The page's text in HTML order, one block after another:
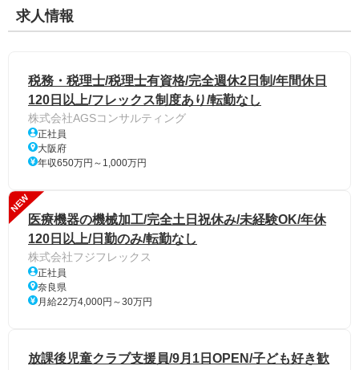
求人情報
税務・税理士/税理士有資格/完全週休2日制/年間休日
120日以上/フレックス制度あり/転勤なし
株式会社AGSコンサルティング
正社員
大阪府
年収650万円～1,000万円
NEW
医療機器の機械加工/完全土日祝休み/未経験OK/年休
120日以上/日勤のみ/転勤なし
株式会社フジフレックス
正社員
奈良県
月給22万4,000円～30万円
放課後児童クラブ支援員/9月1日OPEN/子ども好き歓